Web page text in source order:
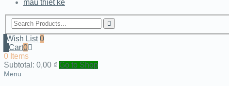
mẫu thiết kế
Wish List0
Cart0
0 Items
Subtotal: 0,00 ₫ Go to Shop
Menu